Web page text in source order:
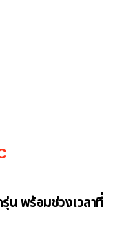
พร้อมช่วงเวลาที่